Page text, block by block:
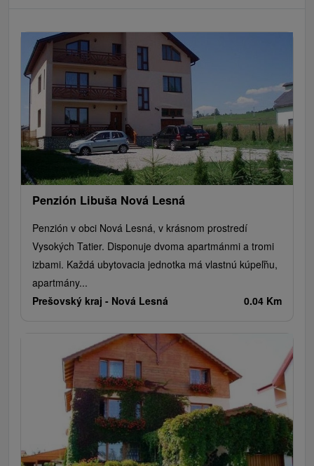
Penzión Libuša Nová Lesná
Penzión v obci Nová Lesná, v krásnom prostredí
Vysokých Tatier. Disponuje dvoma apartmánmi a tromi
izbami. Každá ubytovacia jednotka má vlastnú kúpeľňu,
apartmány...
Prešovský kraj - Nová Lesná 0.04 Km